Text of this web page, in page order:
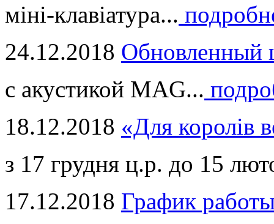
міні-клавіатура...
24.12.2018 Обновленный
с акустикой MAG...
18.12.2018 «Для королів
з 17 грудня ц.р. до 15
17.12.2018 График